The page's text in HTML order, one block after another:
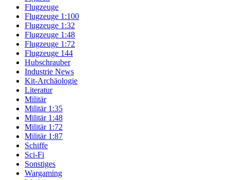
Flugzeuge
Flugzeuge 1:100
Flugzeuge 1:32
Flugzeuge 1:48
Flugzeuge 1:72
Flugzeuge 144
Hubschrauber
Industrie News
Kit-Archäologie
Literatur
Militär
Militär 1:35
Militär 1:48
Militär 1:72
Militär 1:87
Schiffe
Sci-Fi
Sonstiges
Wargaming